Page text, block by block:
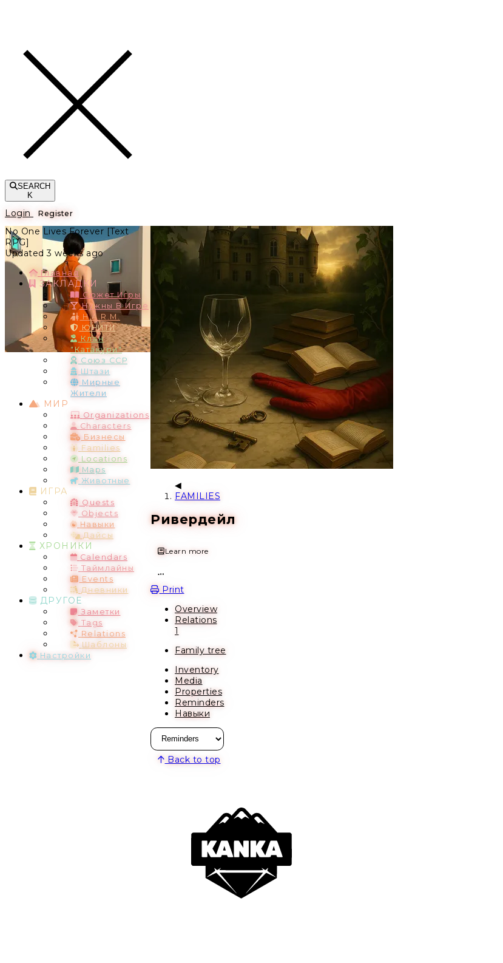
SEARCH
K
Login Register
No One Lives Forever [Text
RPG]
Updated 3 weeks ago
Главная
ЗАКЛАДКИ
Сюжет Игры
Нужны В Игре
H.A.R.M.
ЮНИТИ
Клан
"Катакури"
Союз ССР
Штази
Мирные
Жители
МИР
Organizations
Characters
Бизнесы
Families
Locations
Maps
Животные
ИГРА
Quests
Objects
Навыки
Дайсы
ХРОНИКИ
Calendars
Таймлайны
Events
Дневники
ДРУГОЕ
Заметки
Tags
Relations
Шаблоны
Настройки
FAMILIES
Ривердейл
Learn more
Print
Overview
Relations
1
Family tree
Inventory
Media
Properties
Reminders
Навыки
Back to top